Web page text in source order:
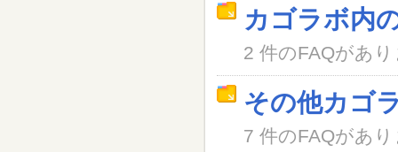
カゴラボ内
2 件のFAQがあ
その他カゴ
7 件のFAQがあ